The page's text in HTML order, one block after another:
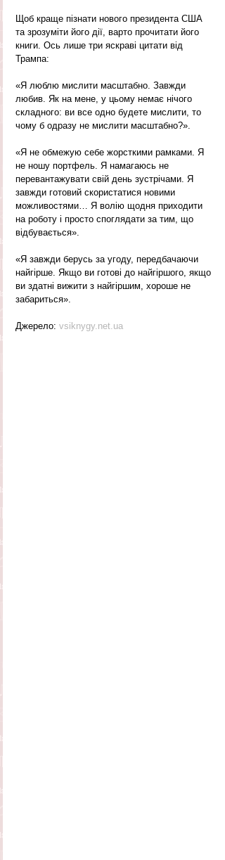
Щоб краще пізнати нового президента США
та зрозуміти його дії, варто прочитати його
книги. Ось лише три яскраві цитати від
Трампа:
«Я люблю мислити масштабно. Завжди
любив. Як на мене, у цьому немає нічого
складного: ви все одно будете мислити, то
чому б одразу не мислити масштабно?».
«Я не обмежую себе жорсткими рамками. Я
не ношу портфель. Я намагаюсь не
перевантажувати свій день зустрічами. Я
завжди готовий скористатися новими
можливостями… Я волію щодня приходити
на роботу і просто споглядати за тим, що
відбувається».
«Я завжди берусь за угоду, передбачаючи
найгірше. Якщо ви готові до найгіршого, якщо
ви здатні вижити з найгіршим, хороше не
забариться».
Джерело: vsiknygy.net.ua